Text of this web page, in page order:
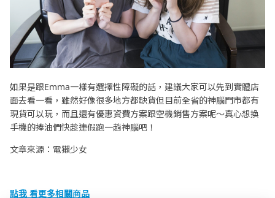
如果是跟Emma一樣有選擇性障礙的話，建議大家可以先到實體店
面去看一看，雖然好像很多地方都缺貨但目前全省的神腦門市都有
現貨可以玩，而且還有優惠資費方案跟空機銷售方案呢～真心想換
手機的捧油們快趁連假跑一趟神腦吧！
文章來源：電獺少女
點我 看更多相關商品